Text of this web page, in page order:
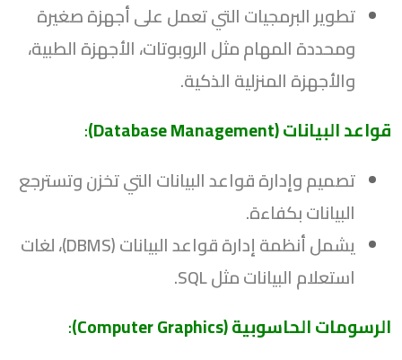
تطوير البرمجيات التي تعمل على أجهزة صغيرة
ومحددة المهام مثل الروبوتات، الأجهزة الطبية،
والأجهزة المنزلية الذكية.
قواعد البيانات (Database Management)
:
تصميم وإدارة قواعد البيانات التي تخزن وتسترجع
البيانات بكفاءة.
يشمل أنظمة إدارة قواعد البيانات (DBMS)، لغات
استعلام البيانات مثل SQL.
الرسومات الحاسوبية (Computer Graphics)
: